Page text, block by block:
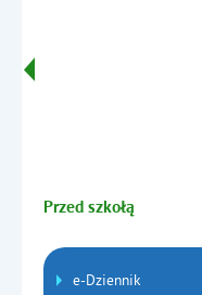
Menu dodatkowe
e-Dziennik